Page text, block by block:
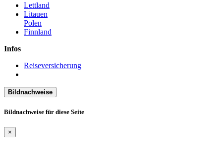
Lettland
Litauen
Polen
Finnland
Infos
Reiseversicherung
Bildnachweise
Bildnachweise für diese Seite
×